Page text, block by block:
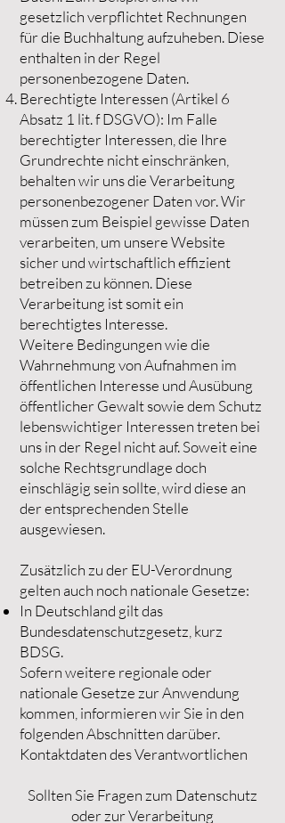
gesetzlich verpflichtet Rechnungen
für die Buchhaltung aufzuheben. Diese
enthalten in der Regel
personenbezogene Daten.
Berechtigte Interessen (Artikel 6
Absatz 1 lit. f DSGVO): Im Falle
berechtigter Interessen, die Ihre
Grundrechte nicht einschränken,
behalten wir uns die Verarbeitung
personenbezogener Daten vor. Wir
müssen zum Beispiel gewisse Daten
verarbeiten, um unsere Website
sicher und wirtschaftlich effizient
betreiben zu können. Diese
Verarbeitung ist somit ein
berechtigtes Interesse.
Weitere Bedingungen wie die
Wahrnehmung von Aufnahmen im
öffentlichen Interesse und Ausübung
öffentlicher Gewalt sowie dem Schutz
lebenswichtiger Interessen treten bei
uns in der Regel nicht auf. Soweit eine
solche Rechtsgrundlage doch
einschlägig sein sollte, wird diese an
der entsprechenden Stelle
ausgewiesen.
Zusätzlich zu der EU-Verordnung
gelten auch noch nationale Gesetze:
In Deutschland gilt das
Bundesdatenschutzgesetz, kurz
BDSG.
Sofern weitere regionale oder
nationale Gesetze zur Anwendung
kommen, informieren wir Sie in den
folgenden Abschnitten darüber.
Kontaktdaten des Verantwortlichen
Sollten Sie Fragen zum Datenschutz
oder zur Verarbeitung